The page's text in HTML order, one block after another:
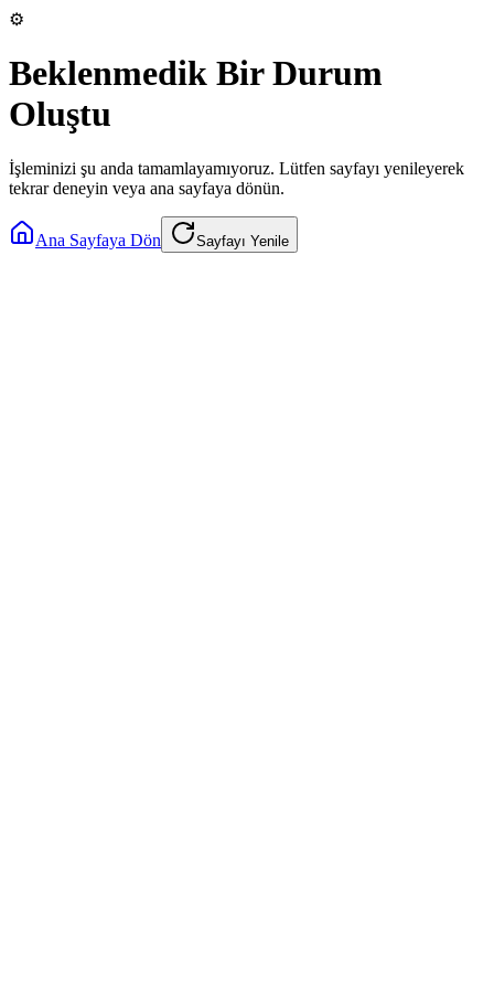
⚙️
Beklenmedik Bir Durum
Oluştu
İşleminizi şu anda tamamlayamıyoruz. Lütfen sayfayı yenileyerek
tekrar deneyin veya ana sayfaya dönün.
Ana Sayfaya Dön Sayfayı Yenile